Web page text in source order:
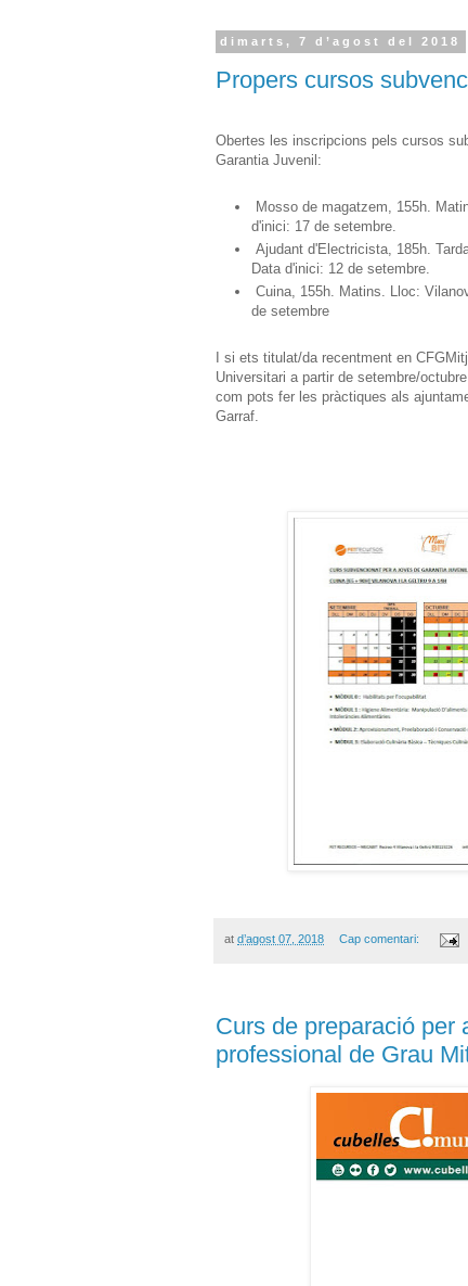
dimarts, 7 d’agost del 2018
Propers cursos
Obertes les inscripcions pels cursos
Garantia Juvenil:
Mosso de magatzem, 155h.
d'inici: 17 de setembre.
Ajudant d'Electricista, 185h.
Data d'inici: 12 de setembre.
Cuina, 155h. Matins. Lloc:
de setembre
I si ets titulat/da recentment en
Universitari a partir de setembre/
com pots fer les pràctiques als
Garraf.
at d’agost 07, 2018 Cap comentari:
Curs de preparació per
professional de Grau